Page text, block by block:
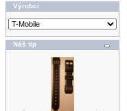
Výrobci
Náš tip